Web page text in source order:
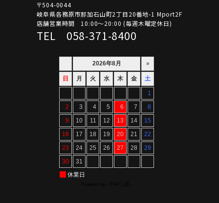
〒504-0044
岐阜県各務原市那加石山町2丁目20番地-1 Mport2F
店舗営業時間 10:00～20:00 (毎週木曜定休日)
TEL 058-371-8400